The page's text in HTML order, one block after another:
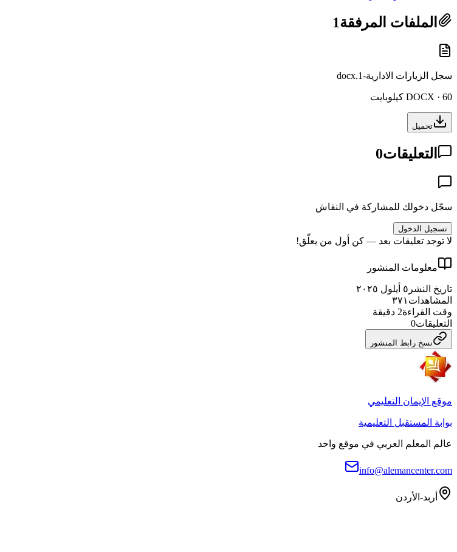
الملفات المرفقة1
سجل الزيارات الادارية-1.docx
DOCX · 60 كيلوبايت
تحميل
التعليقات0
سجّل دخولك للمشاركة في النقاش
تسجيل الدخول
لا توجد تعليقات بعد — كن أول من يعلّق!
معلومات المنشور
تاريخ النشر ٥ أيلول ٢٠٢٥
المشاهدات ٣٧١
وقت القراءة2 دقيقة
التعليقات0
نسخ رابط المنشور
موقع الإيمان التعليمي
بوابة المستقبل التعليمية
عالم المعلم العربي في موقع واحد
info@alemancenter.com
أربد-الأردن